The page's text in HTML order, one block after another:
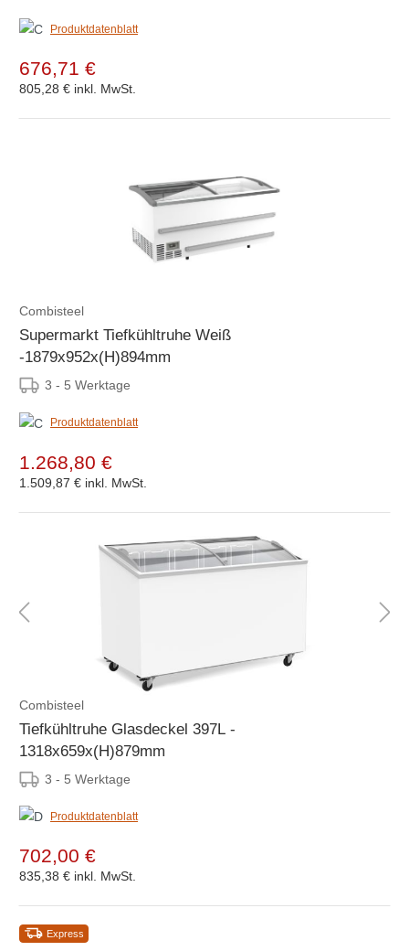
Produktdatenblatt
676,71 €
805,28 € inkl. MwSt.
Combisteel
Supermarkt Tiefkühltruhe Weiß
-1879x952x(H)894mm
3 - 5 Werktage
Produktdatenblatt
1.268,80 €
1.509,87 € inkl. MwSt.
Combisteel
Tiefkühltruhe Glasdeckel 397L -
1318x659x(H)879mm
3 - 5 Werktage
Produktdatenblatt
702,00 €
835,38 € inkl. MwSt.
Express